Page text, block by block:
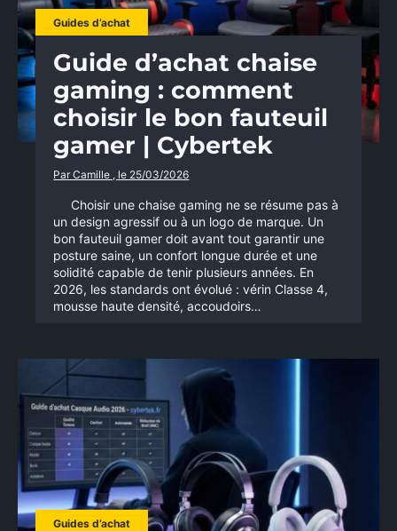
Guides d’achat
Guide d’achat chaise
gaming : comment
choisir le bon fauteuil
gamer | Cybertek
Par Camille , le 25/03/2026
Choisir une chaise gaming ne se résume pas à
un design agressif ou à un logo de marque. Un
bon fauteuil gamer doit avant tout garantir une
posture saine, un confort longue durée et une
solidité capable de tenir plusieurs années. En
2026, les standards ont évolué : vérin Classe 4,
mousse haute densité, accoudoirs…
Guides d’achat